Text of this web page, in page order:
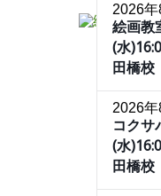
2026
絵画教
(水
田橋校
2026
コクサ
(水
田橋校